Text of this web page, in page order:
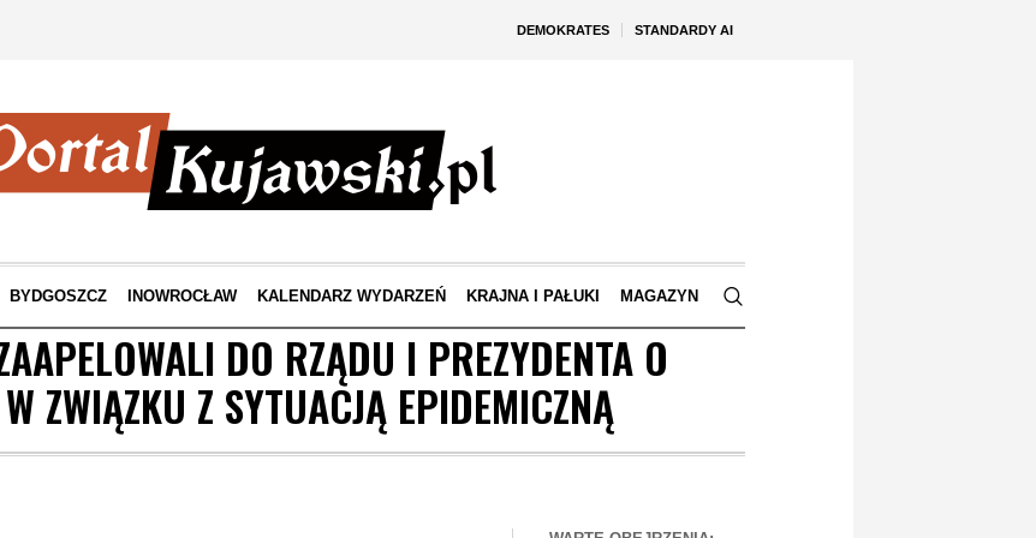
DEMOKRATES STANDARDY AI
BYDGOSZCZ INOWROCŁAW KALENDARZ WYDARZEŃ KRAJNA I PAŁUKI MAGAZYN
DO RZĄDU I PREZYDENTA O
ZWIĄZKU Z SYTUACJĄ EPIDEMICZNĄ